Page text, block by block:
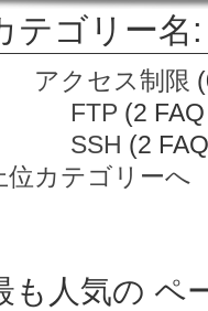
テゴリー名
アクセス制限
FTP (2
SSH (2
位カテゴリーへ
も人気の ペ